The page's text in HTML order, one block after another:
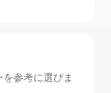
参考に選びま